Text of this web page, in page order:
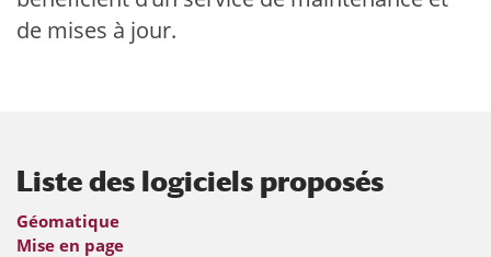
de mises à jour.
Liste des logiciels proposés
Géomatique
Mise en page